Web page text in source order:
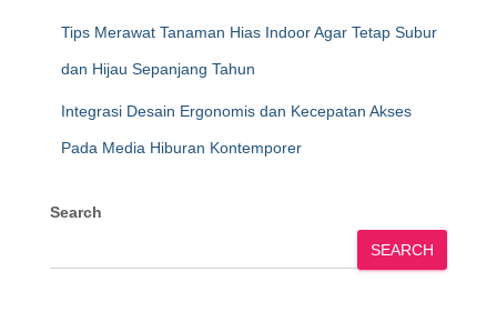
Tips Merawat Tanaman Hias Indoor Agar Tetap Subur
dan Hijau Sepanjang Tahun
Integrasi Desain Ergonomis dan Kecepatan Akses
Pada Media Hiburan Kontemporer
Search
SEARCH